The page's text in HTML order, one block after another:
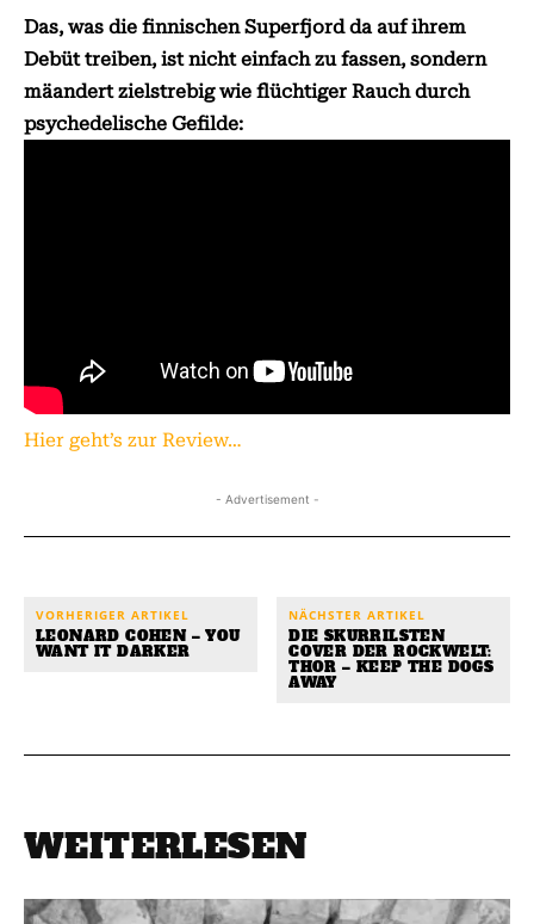
Das, was die finnischen Superfjord da auf ihrem
Debüt treiben, ist nicht einfach zu fassen, sondern
mäandert zielstrebig wie flüchtiger Rauch durch
psychedelische Gefilde:
Hier geht’s zur Review…
- Advertisement -
VORHERIGER ARTIKEL
LEONARD COHEN – YOU
WANT IT DARKER
NÄCHSTER ARTIKEL
DIE SKURRILSTEN
COVER DER ROCKWELT:
THOR – KEEP THE DOGS
AWAY
WEITERLESEN